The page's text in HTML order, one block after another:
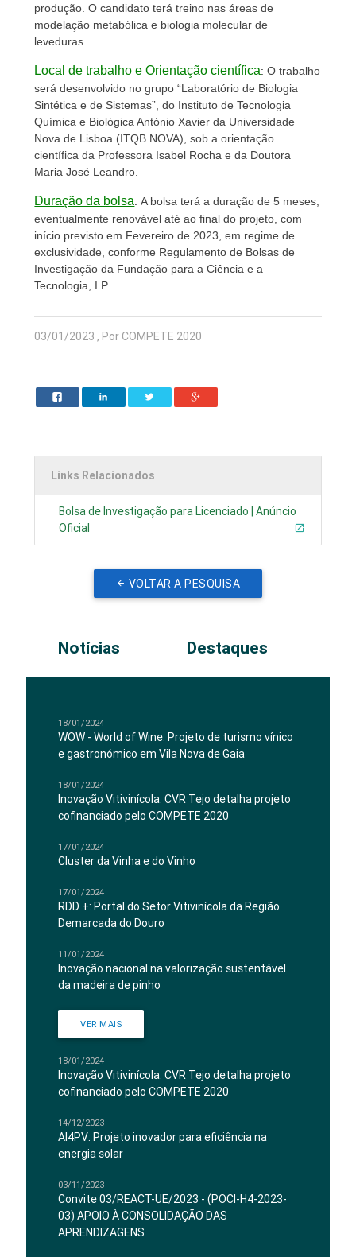
produção. O candidato terá treino nas áreas de
modelação metabólica e biologia molecular de
leveduras.
Local de trabalho e Orientação científica:O trabalho
será desenvolvido no grupo “Laboratório de Biologia
Sintética e de Sistemas”, do Instituto de Tecnologia
Química e Biológica António Xavier da Universidade
Nova de Lisboa (ITQB NOVA), sob a orientação
científica da Professora Isabel Rocha e da Doutora
Maria José Leandro.
Duração da bolsa:A bolsa terá a duração de 5 meses,
eventualmente renovável até ao final do projeto, com
início previsto em Fevereiro de 2023, em regime de
exclusividade, conforme Regulamento de Bolsas de
Investigação da Fundação para a Ciência e a
Tecnologia, I.P.
03/01/2023 , Por COMPETE 2020
Links Relacionados
Bolsa de Investigação para Licenciado | Anúncio
Oficial
VOLTAR A PESQUISA
Notícias Destaques
18/01/2024
WOW - World of Wine: Projeto de turismo vínico
e gastronómico em Vila Nova de Gaia
18/01/2024
Inovação Vitivinícola: CVR Tejo detalha projeto
cofinanciado pelo COMPETE 2020
17/01/2024
Cluster da Vinha e do Vinho
17/01/2024
RDD +: Portal do Setor Vitivinícola da Região
Demarcada do Douro
11/01/2024
Inovação nacional na valorização sustentável
da madeira de pinho
VER MAIS
18/01/2024
Inovação Vitivinícola: CVR Tejo detalha projeto
cofinanciado pelo COMPETE 2020
14/12/2023
AI4PV: Projeto inovador para eficiência na
energia solar
03/11/2023
Convite 03/REACT-UE/2023 - (POCI-H4-2023-
03) APOIO À CONSOLIDAÇÃO DAS
APRENDIZAGENS